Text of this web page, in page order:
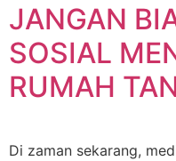
JANGAN
SOSIAL
RUMAH
Di zaman sekarang,